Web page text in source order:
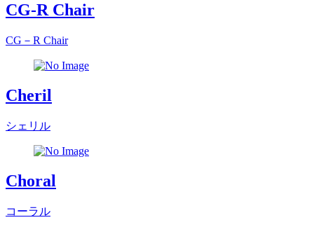
CG-R Chair
CG－R Chair
Cheril
シェリル
Choral
コーラル